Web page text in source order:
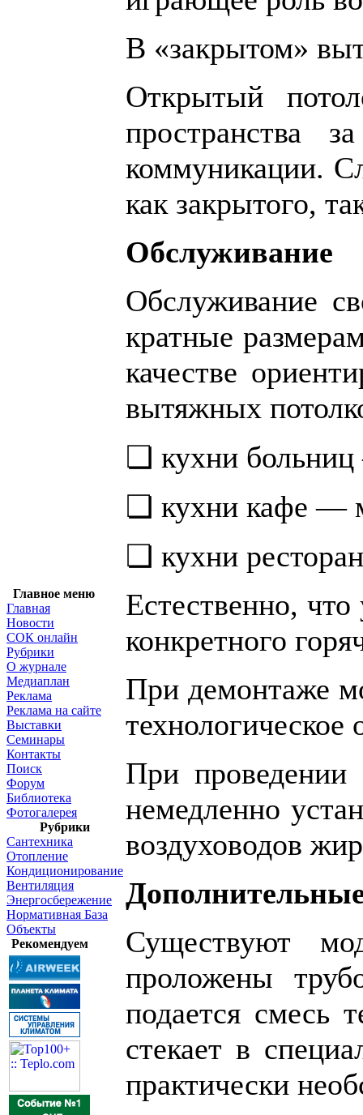
Главное меню
Главная
Новости
СОК онлайн
Рубрики
О журнале
Медиаплан
Реклама
Реклама на сайте
Выставки
Семинары
Контакты
Поиск
Форум
Библиотека
Фотогалерея
Рубрики
Сантехника
Отопление
Кондиционирование
Вентиляция
Энергосбережение
Нормативная База
Объекты
Рекомендуем
В «закрытом»
Открытый
пространства
коммуникации.
как закрытого,
Обслуживание
Обслуживание
кратные
качестве
вытяжных
❏ кухни
❏ кухни кафе —
❏ кухни
Естественно, что
конкретного
При демонтаже
технологическое
При проведении
немедленно
воздуховодов
Существуют
проложены
подается смесь
стекает в
практически